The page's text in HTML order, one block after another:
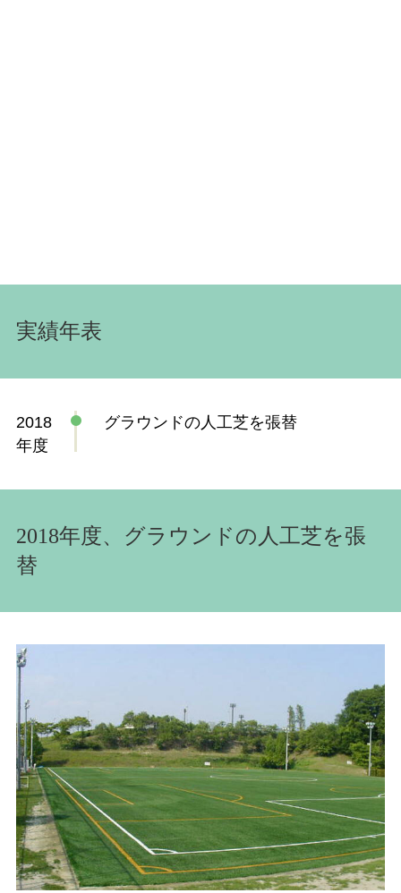
実績年表
2018
年度
グラウンドの人工芝を張替
2018年度、グラウンドの人工芝を張
替